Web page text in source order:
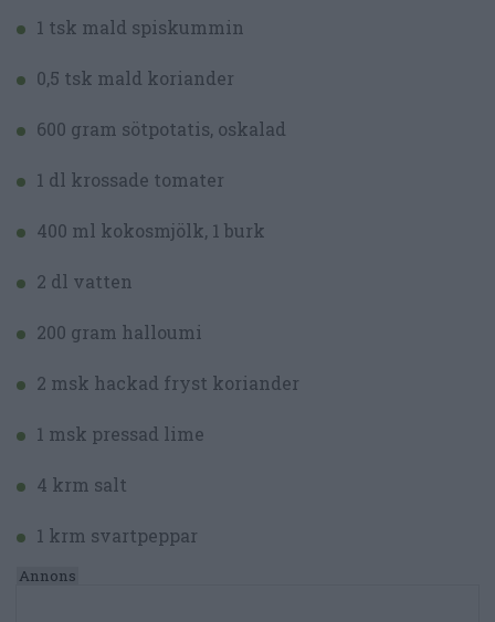
1 tsk mald spiskummin
0,5 tsk mald koriander
600 gram sötpotatis, oskalad
1 dl krossade tomater
400 ml kokosmjölk, 1 burk
2 dl vatten
200 gram halloumi
2 msk hackad fryst koriander
1 msk pressad lime
4 krm salt
1 krm svartpeppar